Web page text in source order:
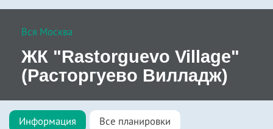
Вся Москва
ЖК "Rastorguevo Village"
(Расторгуево Вилладж)
Информация Все планировки